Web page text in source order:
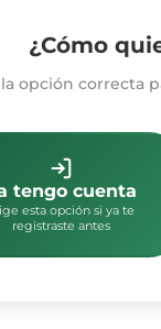
¿Cómo
opción correcta
tengo cuenta
esta opción si ya te
registraste antes